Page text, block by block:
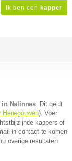
Ik ben een kapper
in Nalinnes. Dit geldt
Henegouwen). Voer
kappers of
in contact te komen
overige resultaten